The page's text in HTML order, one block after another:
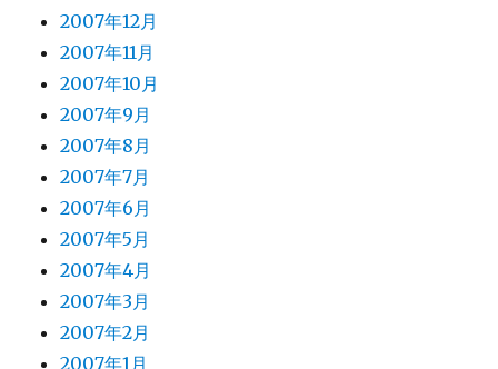
2007年12月
2007年11月
2007年10月
2007年9月
2007年8月
2007年7月
2007年6月
2007年5月
2007年4月
2007年3月
2007年2月
2007年1月